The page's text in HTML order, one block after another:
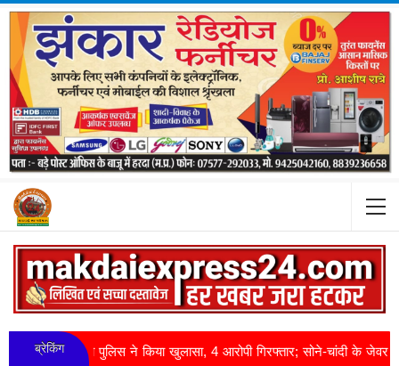
ब्रेकिंग
का पुलिस ने किया खुलासा, 4 आरोपी गिरफ्तार; सोने-चांदी के जेवर बरामद